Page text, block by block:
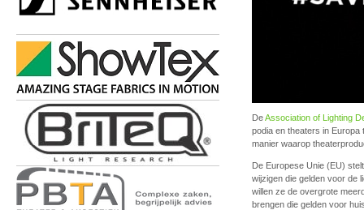
DeAssociation of Lighting
podia en theaters in
manier waarop
De Europese Unie (EU)
wijzigen die gelden voor de
willen ze de overgrote
brengen die gelden voor